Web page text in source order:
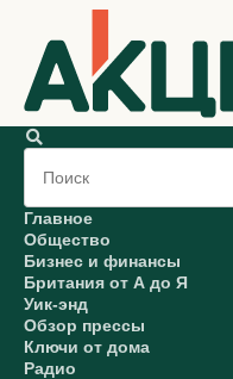
Главное
Общество
Бизнес и финансы
Британия от А до Я
Уик-энд
Обзор прессы
Ключи от дома
Радио